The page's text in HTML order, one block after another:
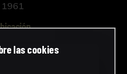
1961
Investigación
las cookies